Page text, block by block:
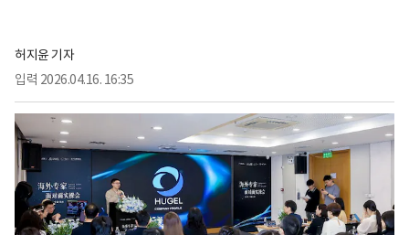
허지윤 기자
입력 2026.04.16. 16:35